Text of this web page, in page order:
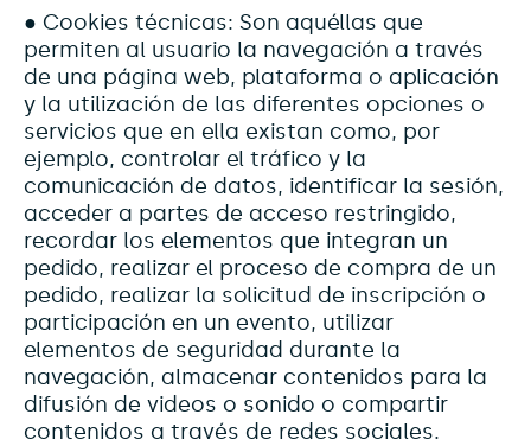
● Cookies técnicas: Son aquéllas que
permiten al usuario la navegación a través
de una página web, plataforma o aplicación
y la utilización de las diferentes opciones o
servicios que en ella existan como, por
ejemplo, controlar el tráfico y la
comunicación de datos, identificar la sesión,
acceder a partes de acceso restringido,
recordar los elementos que integran un
pedido, realizar el proceso de compra de un
pedido, realizar la solicitud de inscripción o
participación en un evento, utilizar
elementos de seguridad durante la
navegación, almacenar contenidos para la
difusión de videos o sonido o compartir
contenidos a través de redes sociales.